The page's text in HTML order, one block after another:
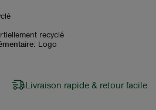
recyclé
: Logo
Livraison rapide & retour facile